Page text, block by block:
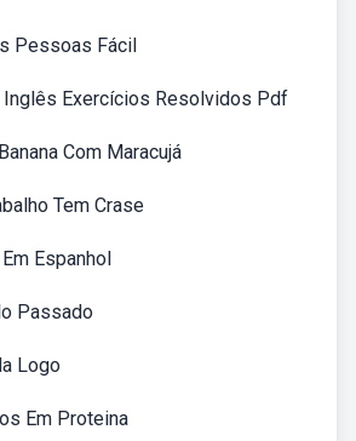
Pessoas Fácil
Exercícios Resolvidos Pdf
Com Maracujá
Tem Crase
Espanhol
Passado
Logo
Em Proteina